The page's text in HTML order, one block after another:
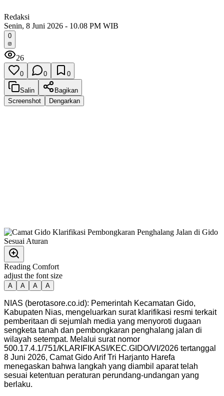
Redaksi
Senin, 8 Juni 2026 - 10.08 PM WIB
0
26
0 0 0
Salin
Bagikan
Screenshot
Dengarkan
Reading Comfort
adjust the font size
A A A A
NIAS (berotasore.co.id): Pemerintah Kecamatan Gido,
Kabupaten Nias, mengeluarkan surat klarifikasi resmi terkait
pemberitaan di sejumlah media yang menyoroti dugaan
sengketa tanah dan pembongkaran penghalang jalan di
wilayah setempat. Melalui surat nomor
500.17.4.1/751/KLARIFIKASI/KEC.GIDO/VI/2026 tertanggal
8 Juni 2026, Camat Gido Arif Tri Harjanto Harefa
menegaskan bahwa langkah yang diambil aparat telah
sesuai ketentuan peraturan perundang-undangan yang
berlaku.